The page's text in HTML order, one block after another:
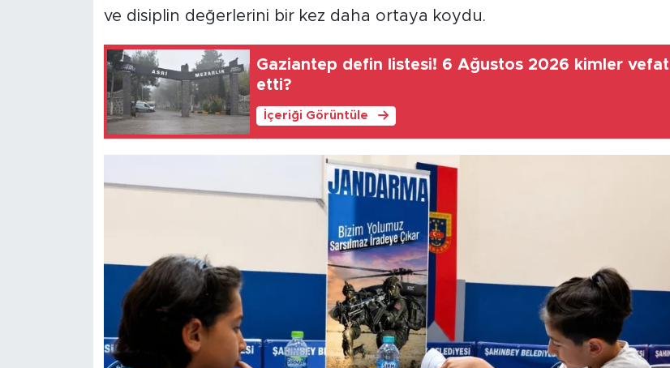
ve disiplin değerlerini bir kez daha ortaya koydu.
Gaziantep defin listesi! 6 Ağustos 2026 kimler vefat
etti?
İçeriği Görüntüle